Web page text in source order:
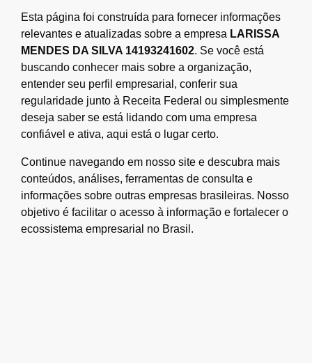
Esta página foi construída para fornecer informações
relevantes e atualizadas sobre a empresa LARISSA
MENDES DA SILVA 14193241602. Se você está
buscando conhecer mais sobre a organização,
entender seu perfil empresarial, conferir sua
regularidade junto à Receita Federal ou simplesmente
deseja saber se está lidando com uma empresa
confiável e ativa, aqui está o lugar certo.
Continue navegando em nosso site e descubra mais
conteúdos, análises, ferramentas de consulta e
informações sobre outras empresas brasileiras. Nosso
objetivo é facilitar o acesso à informação e fortalecer o
ecossistema empresarial no Brasil.